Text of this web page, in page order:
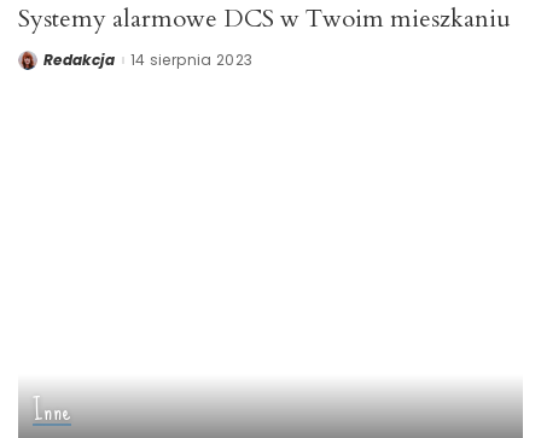
Systemy alarmowe DCS w Twoim mieszkaniu
PostedRedakcja 14 sierpnia 2023
Inne